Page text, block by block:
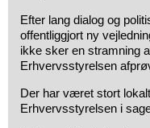
Efter lang dialog og
offentliggjort ny
ikke sker en stramning
Erhvervsstyrelsen
Der har været stort
Erhvervsstyrelsen i